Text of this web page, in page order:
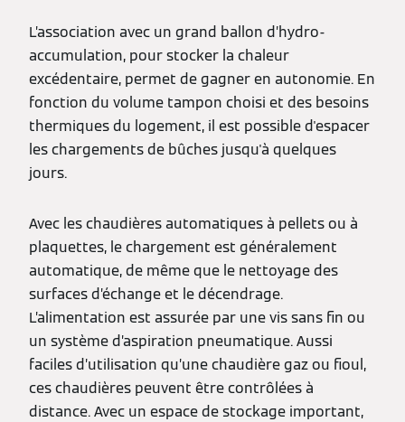
L’association avec un grand ballon d’hydro-
accumulation, pour stocker la chaleur
excédentaire, permet de gagner en autonomie. En
fonction du volume tampon choisi et des besoins
thermiques du logement, il est possible d'espacer
les chargements de bûches jusqu'à quelques
jours.
Avec les chaudières automatiques à pellets ou à
plaquettes, le chargement est généralement
automatique, de même que le nettoyage des
surfaces d’échange et le décendrage.
L’alimentation est assurée par une vis sans fin ou
un système d’aspiration pneumatique. Aussi
faciles d’utilisation qu’une chaudière gaz ou fioul,
ces chaudières peuvent être contrôlées à
distance. Avec un espace de stockage important,